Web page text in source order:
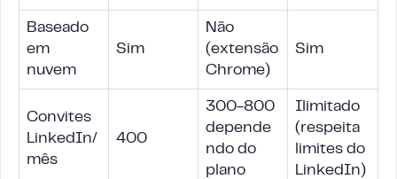
Baseado
em
nuvem
Sim
Não
(extensão
Chrome)
Sim
Convites
LinkedIn/
mês
400
300-800
depende
ndo do
plano
Ilimitado
(respeita
limites do
LinkedIn)